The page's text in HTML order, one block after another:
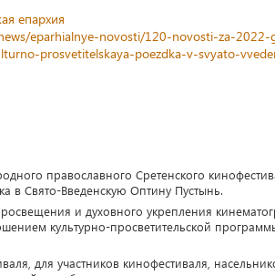
епархия
eparhialnye-novosti/120-novosti-za-
prosvetitelskaya-poezdka-v-svyato-
православного Сретенского
в Свято-Введенскую Оптину Пустынь.
и духовного укрепления
культурно-просветительской
для участников кинофестиваля,